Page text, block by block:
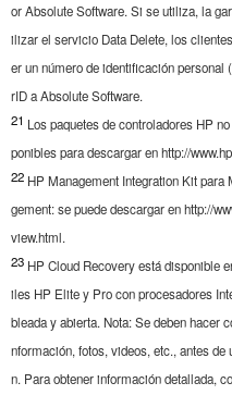
or Absolute Software. Si se utiliza, la
ilizar el servicio Data Delete, los
er un número de identificación
rID a Absolute Software.
21 Los paquetes de controladores HP
ponibles para descargar en http://
22 HP Management Integration Kit
gement: se puede descargar en http://
view.html.
23 HP Cloud Recovery está disponible
iles HP Elite y Pro con procesadores
bleada y abierta. Nota: Se deben hacer
nformación, fotos, videos, etc., antes
n. Para obtener información detallada,